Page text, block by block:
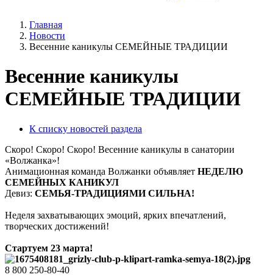
Главная
Новости
Весенние каникулы СЕМЕЙНЫЕ ТРАДИЦИИ
Весенние каникулы
СЕМЕЙНЫЕ ТРАДИЦИИ
К списку новостей раздела
Скоро! Скоро! Скоро! Весенние каникулы в санатории
«Волжанка»!
Анимационная команда Волжанки объявляет НЕДЕЛЮ
СЕМЕЙНЫХ КАНИКУЛ
Девиз: СЕМЬЯ-ТРАДИЦИЯМИ СИЛЬНА!
Неделя захватывающих эмоций, ярких впечатлений,
творческих достижений!
Стартуем 23 марта!
8 800 250-80-40